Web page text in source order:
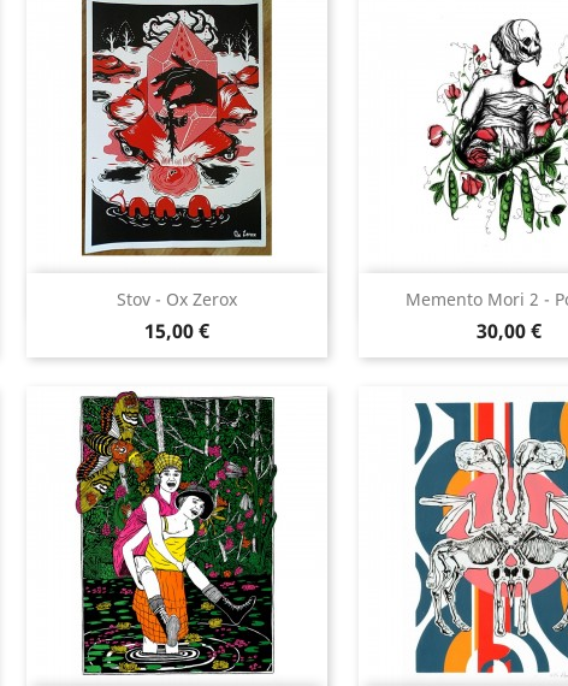
Stov - Ox Zerox
Prix
15,00 €
Aperçu rapide Memento Mori 2 -
Prix
30,00 €
Aperçu